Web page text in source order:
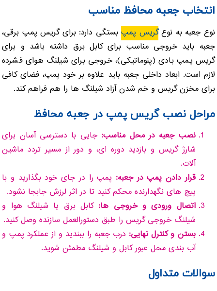
انتخاب جعبه محافظ مناسب
نوع جعبه به نوعگریس پمپبستگی دارد: برای گریس پمپ برقی،
جعبه باید خروجی مناسب برای کابل برق داشته باشد و برای
گریس پمپ بادی (پنوماتیکی)، خروجی برای شیلنگ هوای فشرده
لازم است. ابعاد داخلی جعبه باید علاوه بر خود پمپ، فضای کافی
برای مخزن گریس و خم شدن آزاد شیلنگ ها را هم فراهم کند.
مراحل نصب گریس پمپ در جعبه محافظ
نصب جعبه در محل مناسب: جایی با دسترسی آسان برای
شارژ گریس و بازدید دوره ای، و دور از مسیر تردد ماشین
آلات.
قرار دادن پمپ در جعبه: پمپ را در جای خود بگذارید و با
پیچ های نگهدارنده محکم کنید تا در اثر لرزش جابجا نشود.
اتصال ورودی و خروجی ها: کابل برق یا شیلنگ هوا و
شیلنگ خروجی گریس را طبق دستورالعمل سازنده وصل کنید.
بستن و کنترل نهایی: درب جعبه را ببندید و از عملکرد پمپ و
آب بندی محل عبور کابل و شیلنگ مطمئن شوید.
سوالات متداول